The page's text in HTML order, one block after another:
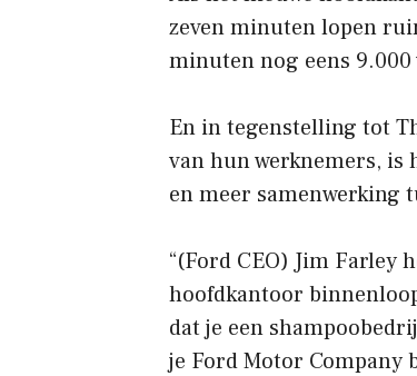
zeven minuten lopen
minuten nog eens 9.000
En in tegenstelling tot
van hun werknemers, is
en meer samenwerking
“(Ford CEO) Jim Farley
hoofdkantoor
dat je een
je Ford Motor Company